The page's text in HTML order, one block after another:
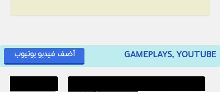
GAMEPLAYS, YOUTUBE أضف فيديو يوتيوب